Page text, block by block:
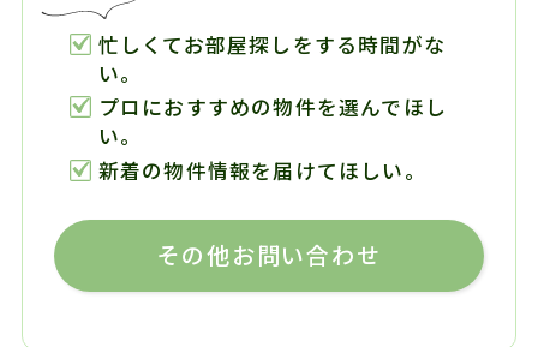
忙しくてお部屋探しをする時間がな
い。
プロにおすすめの物件を選んでほし
い。
新着の物件情報を届けてほしい。
その他お問い合わせ